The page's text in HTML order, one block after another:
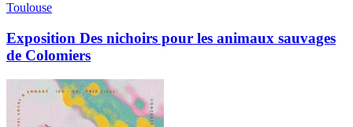
Toulouse
Exposition Des nichoirs pour les animaux sauvages
de Colomiers